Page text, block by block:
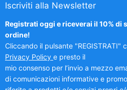
Iscriviti alla Newsletter
Registrati oggi e riceverai il 10% di
ordine!
Cliccando il pulsante "REGISTRATI"
Privacy Policy e presto il
mio consenso per l’invio a mezzo
di comunicazioni informative e